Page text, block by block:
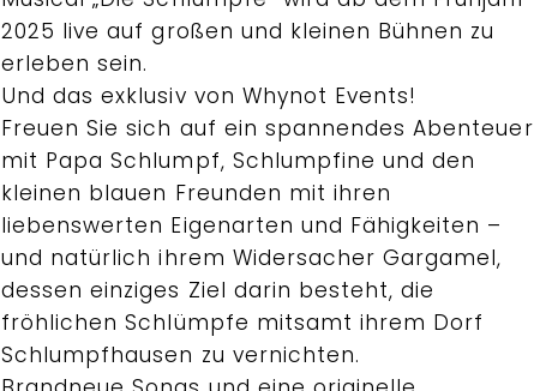
2025 live auf großen und kleinen Bühnen zu
erleben sein.
Und das exklusiv von Whynot Events!
Freuen Sie sich auf ein spannendes Abenteuer
mit Papa Schlumpf, Schlumpfine und den
kleinen blauen Freunden mit ihren
liebenswerten Eigenarten und Fähigkeiten –
und natürlich ihrem Widersacher Gargamel,
dessen einziges Ziel darin besteht, die
fröhlichen Schlümpfe mitsamt ihrem Dorf
Schlumpfhausen zu vernichten.